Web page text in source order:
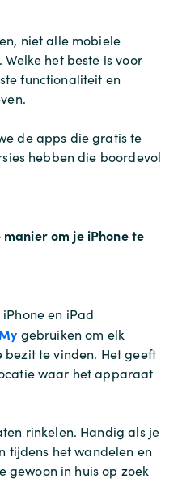
niet alle mobiele
het beste is voor
functionaliteit en
de apps die gratis te
hebben die boordevol
om je iPhone te
en iPad
gebruiken om elk
te vinden. Het geeft
waar het apparaat
rinkelen. Handig als je
tijdens het wandelen en
gewoon in huis op zoek